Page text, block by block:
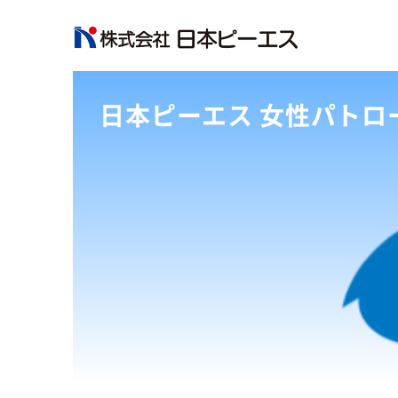
日本ピーエス 女性パトロ